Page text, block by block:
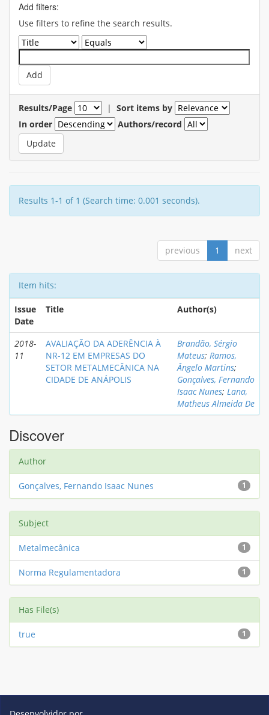
Add filters:
Use filters to refine the search results.
Results/Page | Sort items by
In order
Authors/record
Results 1-1 of 1 (Search time: 0.001 seconds).
previous 1 next
Item hits:
Issue
Date
Title Author(s)
2018-
11
AVALIAÇÃO DA ADERÊNCIA À
NR-12 EM EMPRESAS DO
SETOR METALMECÂNICA NA
CIDADE DE ANÁPOLIS
Brandão, Sérgio
Mateus; Ramos,
Ângelo Martins;
Gonçalves, Fernando
Isaac Nunes; Lana,
Matheus Almeida De
Discover
Author
1
Gonçalves, Fernando Isaac Nunes
Subject
1
Metalmecânica
1
Norma Regulamentadora
Has File(s)
1
true